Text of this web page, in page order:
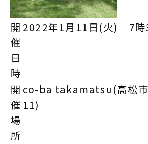
開
催
日
時
2022年1月11日(火) 7時
開
催
場
所
co-ba takamatsu(高松市
11)